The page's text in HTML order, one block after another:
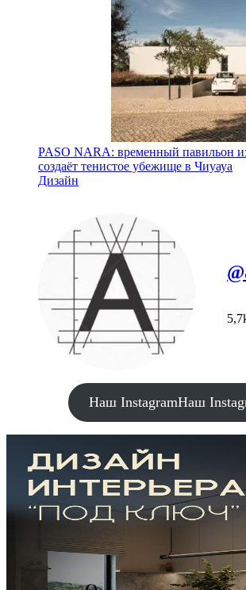
PASO NARA: временный павильон
создаёт тенистое убежище в Чиуауа
Дизайн
Наш InstagramНаш